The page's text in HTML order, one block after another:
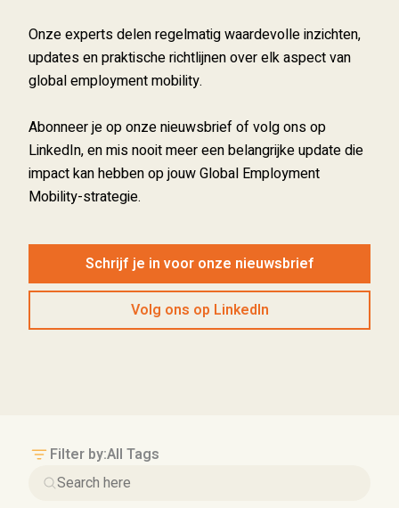
Onze experts delen regelmatig waardevolle inzichten,
updates en praktische richtlijnen over elk aspect van
global employment mobility.
Abonneer je op onze nieuwsbrief of volg ons op
LinkedIn, en mis nooit meer een belangrijke update die
impact kan hebben op jouw Global Employment
Mobility-strategie.
Schrijf je in voor onze nieuwsbrief
Volg ons op LinkedIn
Filter by:All Tags